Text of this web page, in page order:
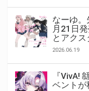
なーゆ
月21日
とアクス
2026.06.19
『VivA!
ベントが